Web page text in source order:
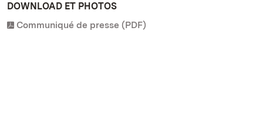
DOWNLOAD ET PHOTOS
Communiqué de presse (PDF)